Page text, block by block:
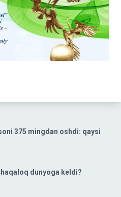
375 mingdan oshdi: qaysi
dunyoga keldi?